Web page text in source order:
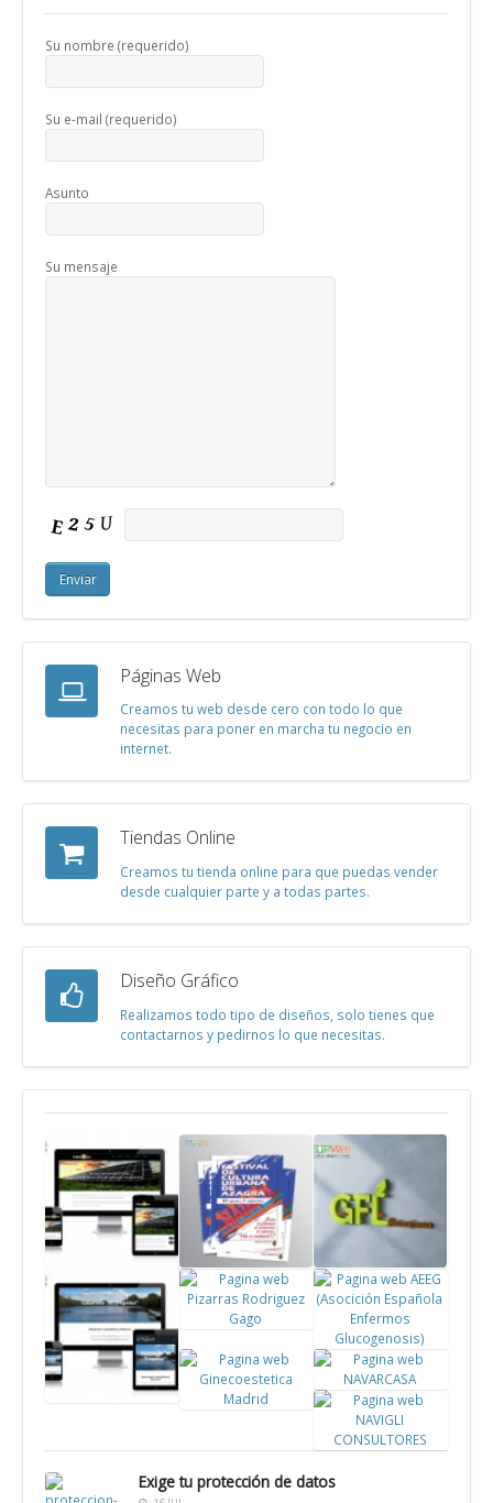
Su nombre (requerido)
Su e-mail (requerido)
Asunto
Su mensaje
Páginas Web
Creamos tu web desde cero con todo lo que
necesitas para poner en marcha tu negocio en
internet.
Tiendas Online
Creamos tu tienda online para que puedas vender
desde cualquier parte y a todas partes.
Diseño Gráfico
Realizamos todo tipo de diseños, solo tienes que
contactarnos y pedirnos lo que necesitas.
Pagina
web
Climaelec
Zaragoza
Cartel
publicitario
Festival
Cultura
Urbana
Azagra
Logotipo
Green For
Life
web El
Gabinete
Pagina
web
Pizarras
Pagina
web AEEG
Ginecoestetica
Madrid
Pagina web
NAVARCASA
Exige tu protección de datos